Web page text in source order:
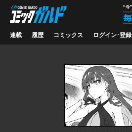
コミックガルド
連載 履歴 コミックス ログイン･登録